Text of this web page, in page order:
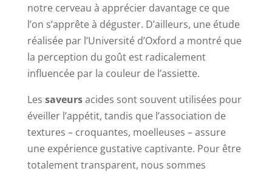
notre cerveau à apprécier davantage ce que
l’on s’apprête à déguster. D’ailleurs, une étude
réalisée par l’Université d’Oxford a montré que
la perception du goût est radicalement
influencée par la couleur de l’assiette.
Les saveursacides sont souvent utilisées pour
éveiller l’appétit, tandis que l’association de
textures – croquantes, moelleuses – assure
une expérience gustative captivante. Pour être
totalement transparent, nous sommes